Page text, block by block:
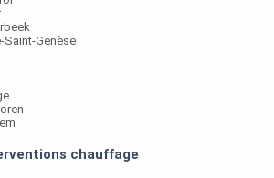
Genèse
chauffage